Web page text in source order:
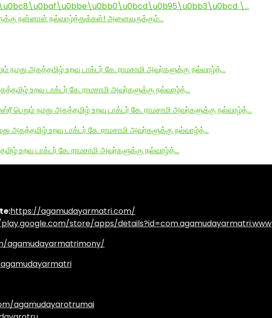
\…
நன்னாள் நல்வாழ்த்துக்கள்! அனைவருக்கும்…
நமது அகத்தமிழ் உறவு டாக்டர் கே. ராமசாமி அவர்களுக்கு நல்வாழ்த்…
உறவு டாக்டர் கே. ராமசாமி அவர்களுக்கு நல்வாழ்த்…
பெறும் நமது அகத்தமிழ் உறவு டாக்டர் கே. ராமசாமி அவர்களுக்கு நல்வாழ்த்…
அகத்தமிழ் உறவு டாக்டர் கே. ராமசாமி அவர்களுக்கு நல்வாழ்த்…
உறவு டாக்டர் கே. ராமசாமி அவர்களுக்கு நல்வாழ்த்…
https://agamudayarmatri.com/
store/apps/details?id=com.agamudayarmatri.www
agamudayarmatrimony/
agamudayarotrumai